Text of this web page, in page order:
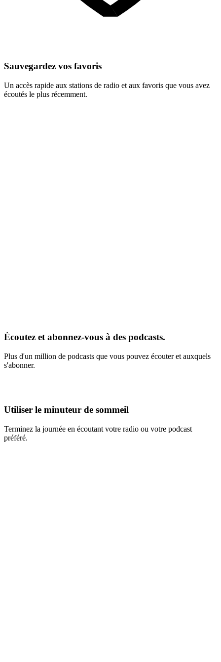
Sauvegardez vos favoris
Un accès rapide aux stations de radio et aux favoris que vous avez
écoutés le plus récemment.
Écoutez et abonnez-vous à des podcasts.
Plus d'un million de podcasts que vous pouvez écouter et auxquels
s'abonner.
Utiliser le minuteur de sommeil
Terminez la journée en écoutant votre radio ou votre podcast
préféré.